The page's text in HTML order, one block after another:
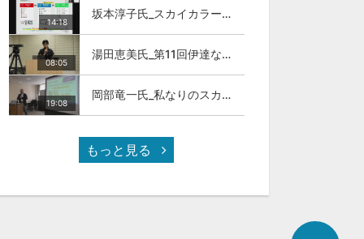
14:18
坂本淳子氏_スカイカラー人材とは
08:05
湯田恵美氏_第11回伊達な大学院セミナー
19:08
岡部竜一氏_私なりのスカイカラ―人材
もっと見る